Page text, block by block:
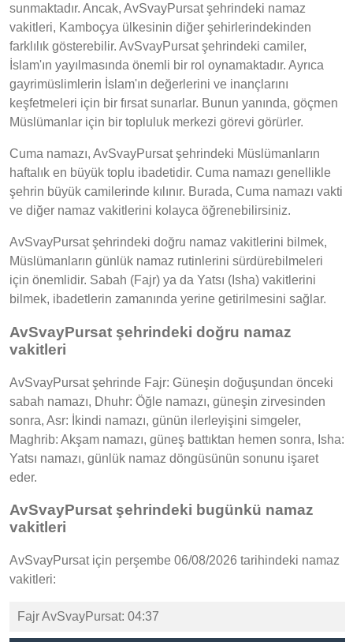
sunmaktadır. Ancak, AvSvayPursat şehrindeki namaz
vakitleri, Kamboçya ülkesinin diğer şehirlerindekinden
farklılık gösterebilir. AvSvayPursat şehrindeki camiler,
İslam'ın yayılmasında önemli bir rol oynamaktadır. Ayrıca
gayrimüslimlerin İslam'ın değerlerini ve inançlarını
keşfetmeleri için bir fırsat sunarlar. Bunun yanında, göçmen
Müslümanlar için bir topluluk merkezi görevi görürler.
Cuma namazı, AvSvayPursat şehrindeki Müslümanların
haftalık en büyük toplu ibadetidir. Cuma namazı genellikle
şehrin büyük camilerinde kılınır. Burada, Cuma namazı vakti
ve diğer namaz vakitlerini kolayca öğrenebilirsiniz.
AvSvayPursat şehrindeki doğru namaz vakitlerini bilmek,
Müslümanların günlük namaz rutinlerini sürdürebilmeleri
için önemlidir. Sabah (Fajr) ya da Yatsı (Isha) vakitlerini
bilmek, ibadetlerin zamanında yerine getirilmesini sağlar.
AvSvayPursat şehrindeki doğru namaz
vakitleri
AvSvayPursat şehrinde Fajr: Güneşin doğuşundan önceki
sabah namazı, Dhuhr: Öğle namazı, güneşin zirvesinden
sonra, Asr: İkindi namazı, günün ilerleyişini simgeler,
Maghrib: Akşam namazı, güneş battıktan hemen sonra, Isha:
Yatsı namazı, günlük namaz döngüsünün sonunu işaret
eder.
AvSvayPursat şehrindeki bugünkü namaz
vakitleri
AvSvayPursat için perşembe 06/08/2026 tarihindeki namaz
vakitleri:
Fajr AvSvayPursat: 04:37